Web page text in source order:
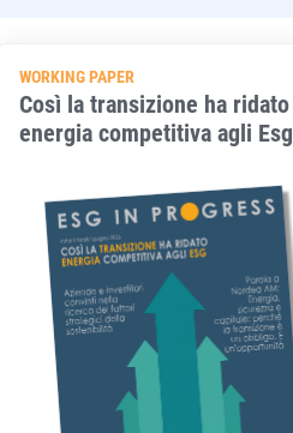
WORKING PAPER
Così la transizione ha ridato
energia competitiva agli Esg